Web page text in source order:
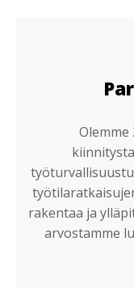
Olemme
rakentaa ja
arvostamme